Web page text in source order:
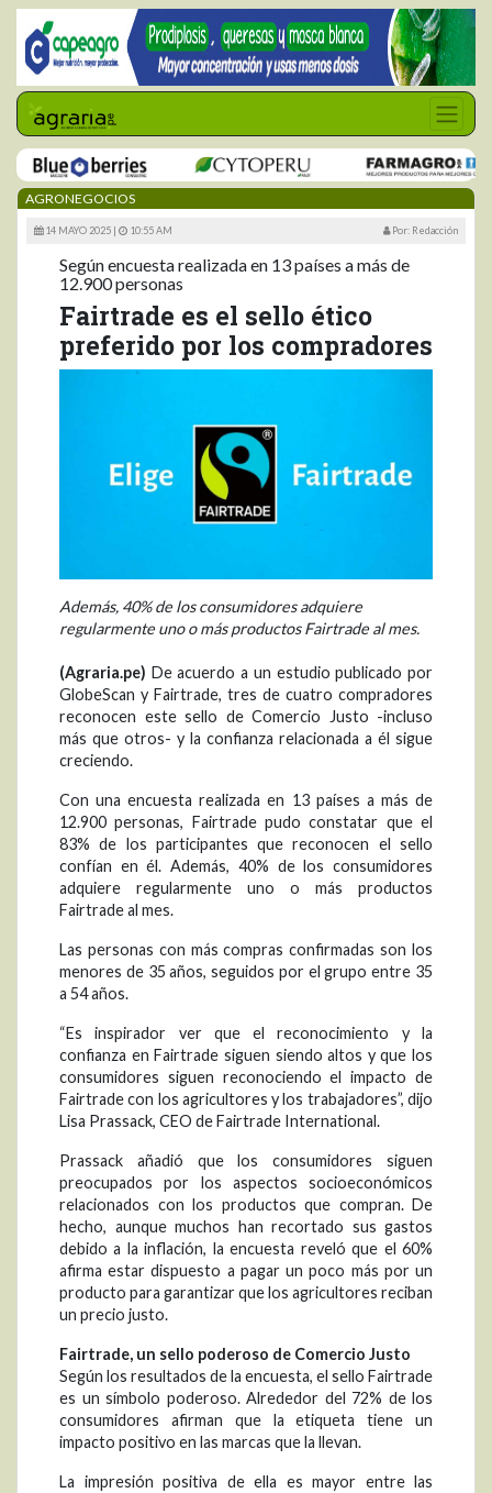
AGRONEGOCIOS
14 MAYO 2025 | 10:55 AM Por: Redacción
Según encuesta realizada en 13 países a más de
12.900 personas
Fairtrade es el sello ético
preferido por los compradores
Además, 40% de los consumidores adquiere
regularmente uno o más productos Fairtrade al mes.
(Agraria.pe) De acuerdo a un estudio publicado por
GlobeScan y Fairtrade, tres de cuatro compradores
reconocen este sello de Comercio Justo -incluso
más que otros- y la confianza relacionada a él sigue
creciendo.
Con una encuesta realizada en 13 países a más de
12.900 personas, Fairtrade pudo constatar que el
83% de los participantes que reconocen el sello
confían en él. Además, 40% de los consumidores
adquiere regularmente uno o más productos
Fairtrade al mes.
Las personas con más compras confirmadas son los
menores de 35 años, seguidos por el grupo entre 35
a 54 años.
“Es inspirador ver que el reconocimiento y la
confianza en Fairtrade siguen siendo altos y que los
consumidores siguen reconociendo el impacto de
Fairtrade con los agricultores y los trabajadores”, dijo
Lisa Prassack, CEO de Fairtrade International.
Prassack añadió que los consumidores siguen
preocupados por los aspectos socioeconómicos
relacionados con los productos que compran. De
hecho, aunque muchos han recortado sus gastos
debido a la inflación, la encuesta reveló que el 60%
afirma estar dispuesto a pagar un poco más por un
producto para garantizar que los agricultores reciban
un precio justo.
Fairtrade, un sello poderoso de Comercio Justo
Según los resultados de la encuesta, el sello Fairtrade
es un símbolo poderoso. Alrededor del 72% de los
consumidores afirman que la etiqueta tiene un
impacto positivo en las marcas que la llevan.
La impresión positiva de ella es mayor entre las